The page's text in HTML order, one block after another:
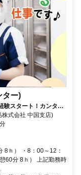
ター)
験スタート！カンタン
式会社 中国支店)
8ｈ） ・8：00～12：
60分 8ｈ） 上記勤務時